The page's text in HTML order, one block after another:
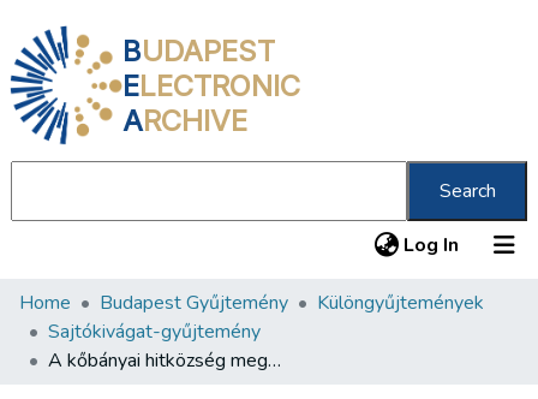
BUDAPEST
ELECTRONIC
ARCHIVE
Search
Log In (current)
Communities & Collections
All of DSpace
Home Budapest Gyűjtemény
Különgyűjtemények
Sajtókivágat-gyűjtemény
A kőbányai hitközség megszűntette a gazdasági együttműködést a Síp-utcával